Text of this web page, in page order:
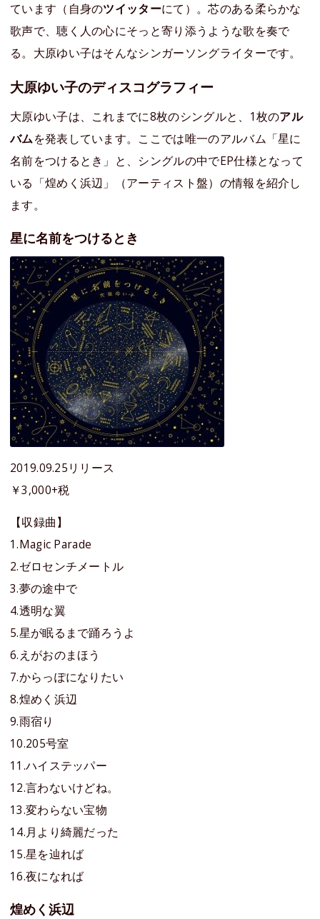
ています（自身のツイッターにて）。芯のある柔らかな
歌声で、聴く人の心にそっと寄り添うような歌を奏で
る。大原ゆい子はそんなシンガーソングライターです。
大原ゆい子のディスコグラフィー
大原ゆい子は、これまでに8枚のシングルと、1枚のアル
バムを発表しています。ここでは唯一のアルバム「星に
名前をつけるとき」と、シングルの中でEP仕様となって
いる「煌めく浜辺」（アーティスト盤）の情報を紹介し
ます。
星に名前をつけるとき
2019.09.25リリース
￥3,000+税
【収録曲】
1.Magic Parade
2.ゼロセンチメートル
3.夢の途中で
4.透明な翼
5.星が眠るまで踊ろうよ
6.えがおのまほう
7.からっぽになりたい
8.煌めく浜辺
9.雨宿り
10.205号室
11.ハイステッパー
12.言わないけどね。
13.変わらない宝物
14.月より綺麗だった
15.星を辿れば
16.夜になれば
煌めく浜辺